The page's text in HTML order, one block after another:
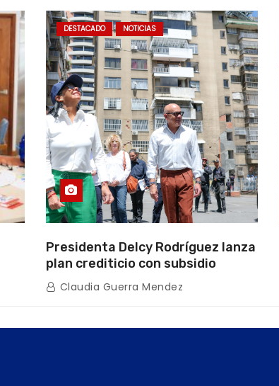
DESTACADO NOTICIAS
Presidenta Delcy Rodríguez lanza
plan crediticio con subsidio
directo en encuentro con Juntas
de Condominio
Claudia Guerra Mendez